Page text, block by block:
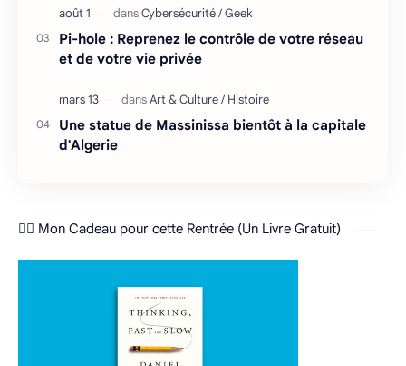
Pi-hole : Reprenez le contrôle de votre réseau
et de votre vie privée
Une statue de Massinissa bientôt à la capitale
d'Algerie
❤️‍🔥 Mon Cadeau pour cette Rentrée (Un Livre Gratuit)